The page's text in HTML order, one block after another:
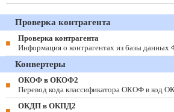
Проверка контрагента
Проверка контрагента
Информация о контрагентах из базы
Конвертеры
ОКОФ в ОКОФ2
Перевод кода классификатора ОКОФ в код
ОКДП в ОКПД2